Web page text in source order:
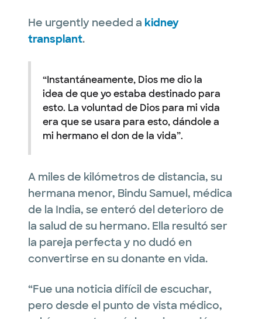
He urgently needed a kidney
transplant.
“Instantáneamente, Dios me dio la
idea de que yo estaba destinado para
esto. La voluntad de Dios para mi vida
era que se usara para esto, dándole a
mi hermano el don de la vida”.
A miles de kilómetros de distancia, su
hermana menor, Bindu Samuel, médica
de la India, se enteró del deterioro de
la salud de su hermano. Ella resultó ser
la pareja perfecta y no dudó en
convertirse en su donante en vida.
“Fue una noticia difícil de escuchar,
pero desde el punto de vista médico,